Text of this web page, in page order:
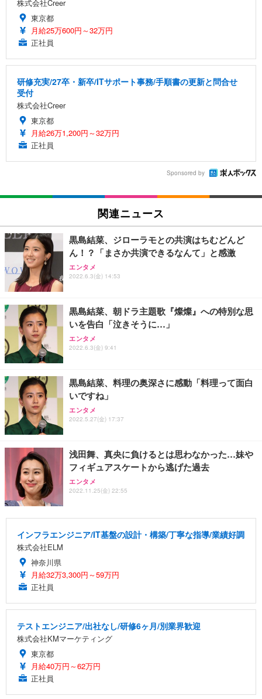
株式会社Creer
東京都
月給25万600円～32万円
正社員
研修充実/27卒・新卒/ITサポート事務/手順書の更新と問合せ
受付
株式会社Creer
東京都
月給26万1,200円～32万円
正社員
Sponsored by
関連ニュース
黒島結菜、ジローラモとの共演はちむどんど
ん！？「まさか共演できるなんて」と感激
エンタメ
2022.6.3(金) 14:53
黒島結菜、朝ドラ主題歌『燦燦』への特別な思
いを告白「泣きそうに…」
エンタメ
2022.6.3(金) 9:41
黒島結菜、料理の奥深さに感動「料理って面白
いですね」
エンタメ
2022.5.27(金) 17:37
浅田舞、真央に負けるとは思わなかった…妹や
フィギュアスケートから逃げた過去
エンタメ
2022.11.25(金) 22:55
インフラエンジニア/IT基盤の設計・構築/丁寧な指導/業績好調
株式会社ELM
神奈川県
月給32万3,300円～59万円
正社員
テストエンジニア/出社なし/研修6ヶ月/別業界歓迎
株式会社KMマーケティング
東京都
月給40万円～62万円
正社員